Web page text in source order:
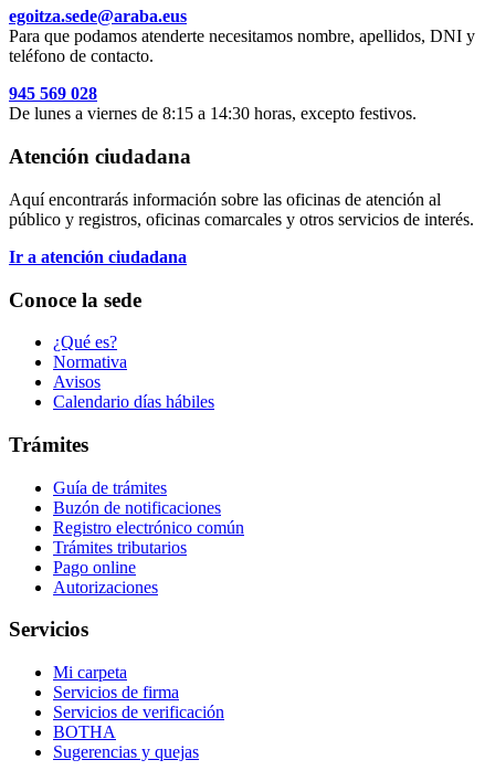
egoitza.sede@araba.eus
Para que podamos atenderte necesitamos nombre, apellidos, DNI y
teléfono de contacto.
945 569 028
De lunes a viernes de 8:15 a 14:30 horas, excepto festivos.
Atención ciudadana
Aquí encontrarás información sobre las oficinas de atención al
público y registros, oficinas comarcales y otros servicios de interés.
Ir a atención ciudadana
Conoce la sede
¿Qué es?
Normativa
Avisos
Calendario días hábiles
Trámites
Guía de trámites
Buzón de notificaciones
Registro electrónico común
Trámites tributarios
Pago online
Autorizaciones
Servicios
Mi carpeta
Servicios de firma
Servicios de verificación
BOTHA
Sugerencias y quejas